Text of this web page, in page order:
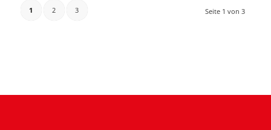
Seite 1 von 3
1 2 3